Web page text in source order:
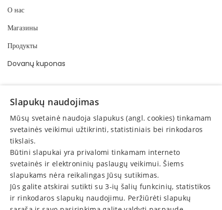
О нас
Магазины
Продукты
Dovanų kuponas
ИНФОРМАЦИЯ
Правила купли-продажи
Политика конфиденциальности
Электронное разрешение споров по потребительским спорам
Защита прав потребителей
Возврат
Объявления
Slapukų naudojimas
Mūsų svetainė naudoja slapukus (angl. cookies) tinkamam
svetainės veikimui užtikrinti, statistiniais bei rinkodaros
tikslais.
Būtini slapukai yra privalomi tinkamam interneto
svetainės ir elektroninių paslaugų veikimui. Šiems
slapukams nėra reikalingas Jūsų sutikimas.
Jūs galite atskirai sutikti su 3-ių šalių funkcinių, statistikos
ir rinkodaros slapukų naudojimu. Peržiūrėti slapukų